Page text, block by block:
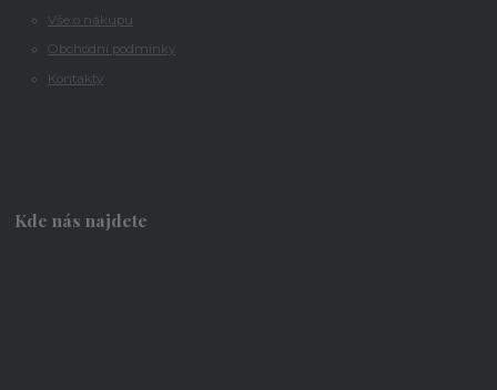
Vše o nákupu
Obchodní podmínky
Kontakty
Kde nás najdete